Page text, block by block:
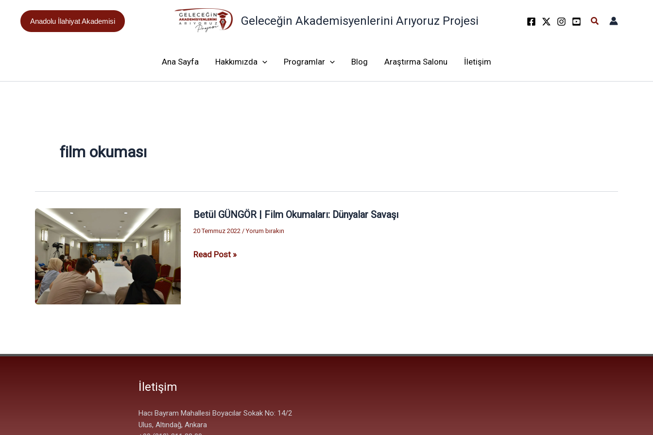
Anadolu İlahiyat Akademisi Geleceğin Akademisyenlerini Arıyoruz Projesi Arama
Ana Sayfa Hakkımızda Programlar Blog Araştırma Salonu İletişim
film okuması
Betül GÜNGÖR | Film Okumaları: Dünyalar Savaşı
20 Temmuz 2022 /Yorum bırakın
Betül
GÜNGÖR
Film
Read Post »
İletişim
Hacı Bayram Mahallesi Boyacılar Sokak No: 14/2
Ulus, Altındağ, Ankara